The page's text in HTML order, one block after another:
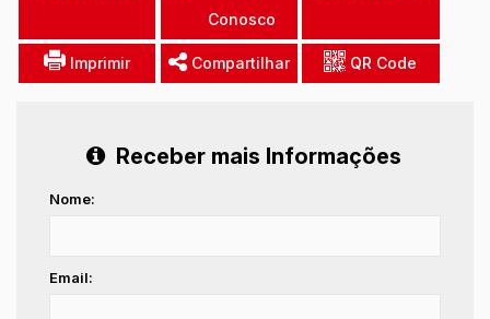
Conosco
Imprimir Compartilhar QR Code
Receber mais Informações
Nome:
Email: